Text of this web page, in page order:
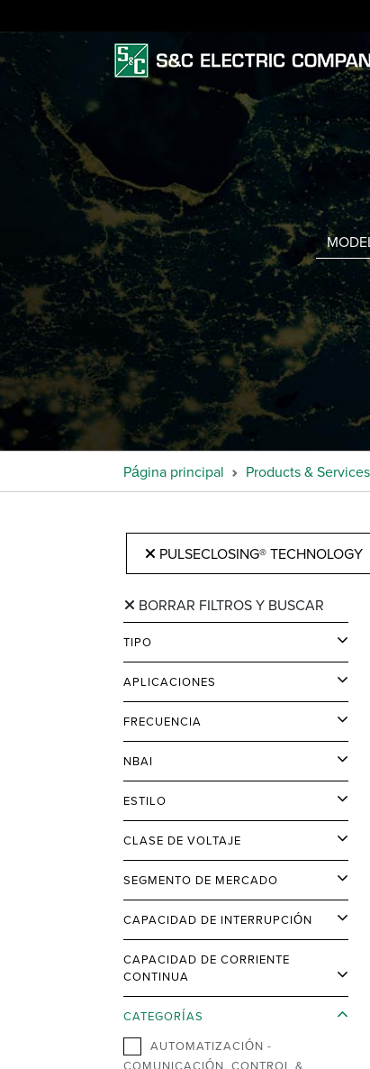
Página principal Products & Services
PULSECLOSING® TECHNOLOGY
BORRAR FILTROS Y BUSCAR
TIPO
APLICACIONES
FRECUENCIA
NBAI
ESTILO
CLASE DE VOLTAJE
SEGMENTO DE MERCADO
CAPACIDAD DE INTERRUPCIÓN
CAPACIDAD DE CORRIENTE
CONTINUA
CATEGORÍAS
AUTOMATIZACIÓN -
COMUNICACIÓN, CONTROL &